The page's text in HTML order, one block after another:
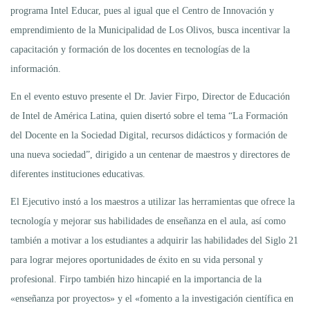
programa Intel Educar, pues al igual que el Centro de Innovación y
emprendimiento de la Municipalidad de Los Olivos, busca incentivar la
capacitación y formación de los docentes en tecnologías de la
información.
En el evento estuvo presente el Dr. Javier Firpo, Director de Educación
de Intel de América Latina, quien disertó sobre el tema “La Formación
del Docente en la Sociedad Digital, recursos didácticos y formación de
una nueva sociedad”, dirigido a un centenar de maestros y directores de
diferentes instituciones educativas.
El Ejecutivo instó a los maestros a utilizar las herramientas que ofrece la
tecnología y mejorar sus habilidades de enseñanza en el aula, así como
también a motivar a los estudiantes a adquirir las habilidades del Siglo 21
para lograr mejores oportunidades de éxito en su vida personal y
profesional. Firpo también hizo hincapié en la importancia de la
«enseñanza por proyectos» y el «fomento a la investigación científica en